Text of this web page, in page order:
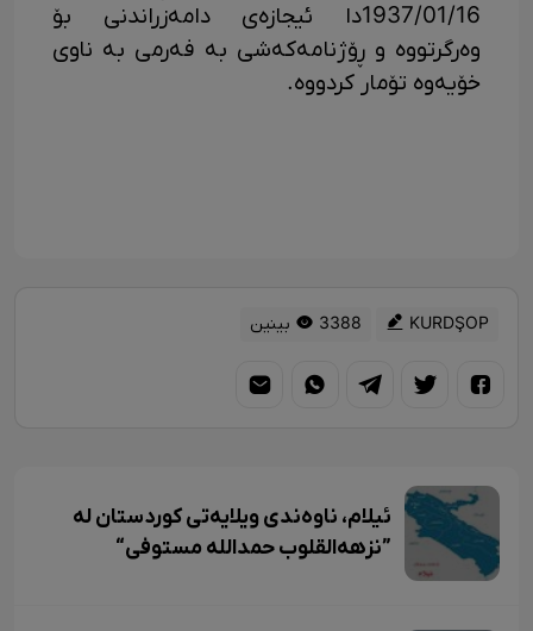
1937/01/16دا ئیجازەی دامەزراندنی بۆ
وەرگرتووە و ڕۆژنامەکەشی بە فەرمی بە ناوی
خۆیەوە تۆمار کردووە.
KURDŞOP 3388 بینین
ئیلام، ناوەندی ویلایەتی کوردستان لە
”نزهەالقلوب حمداللە مستوفی“